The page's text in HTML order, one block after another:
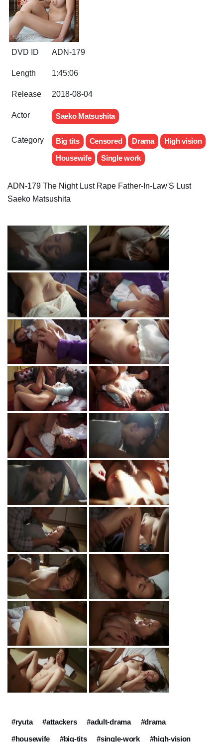
DVD ID ADN-179
Length 1:45:06
Release 2018-08-04
Actor Saeko Matsushita
Category Big tits Censored Drama
High vision
Housewife
Single work
ADN-179 The Night Lust Rape Father-In-Law'S Lust
Saeko Matsushita
#ryuta #attackers #adult-drama
#drama
#housewife
#big-tits #single-work #high-vision